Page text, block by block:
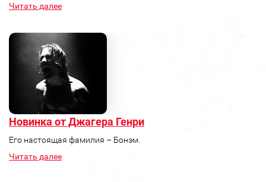
Читать далее
Новинка от Джагера Генри
Его настоящая фамилия – Бонэм.
Читать далее